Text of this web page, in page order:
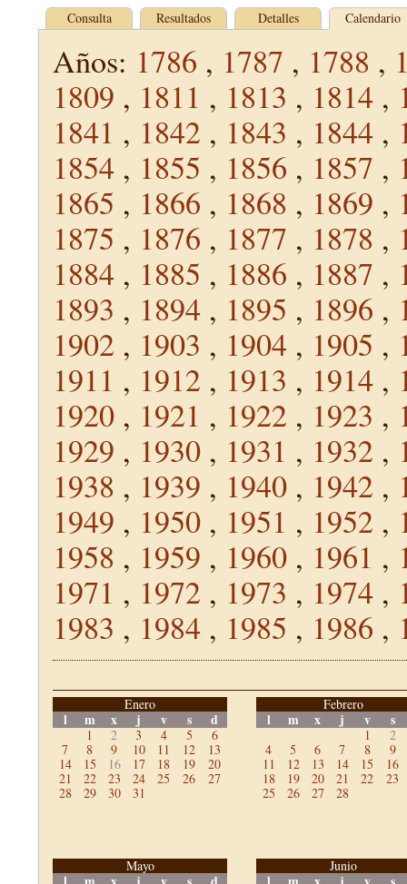
Consulta Resultados Detalles Calendario
Años: 1786 , 1787 , 1788 ,
1809 , 1811 , 1813 , 1814 ,
1841 , 1842 , 1843 , 1844 ,
1854 , 1855 , 1856 , 1857 ,
1865 , 1866 , 1868 , 1869 ,
1875 , 1876 , 1877 , 1878 ,
1884 , 1885 , 1886 , 1887 ,
1893 , 1894 , 1895 , 1896 ,
1902 , 1903 , 1904 , 1905 ,
1911 , 1912 , 1913 , 1914 ,
1920 , 1921 , 1922 , 1923 ,
1929 , 1930 , 1931 , 1932 ,
1938 , 1939 , 1940 , 1942 ,
1949 , 1950 , 1951 , 1952 ,
1958 , 1959 , 1960 , 1961 ,
1971 , 1972 , 1973 , 1974 ,
1983 , 1984 , 1985 , 1986 ,
Enero
l m x j v s d
1 2 3 4 5
6
7
8 9 10 11 12
13
14
15 16 17 18 19
20
21
22 23 24 25 26
27
28
29 30 31
Febrero
l m x j v s
1
2
4
5 6 7 8
9
11
12 13 14 15
16
18
19 20 21 22
23
25
26 27 28
Mayo Junio